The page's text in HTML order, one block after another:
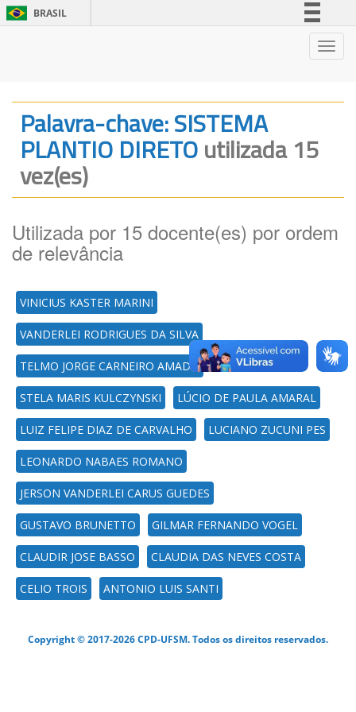
BRASIL
Legislação
Canais
Palavra-chave: SISTEMA
PLANTIO DIRETOutilizada 15
vez(es)
Utilizada por 15 docente(es) por ordem
de relevância
VINICIUS KASTER MARINI
VANDERLEI RODRIGUES DA SILVA
TELMO JORGE CARNEIRO AMADO
STELA MARIS KULCZYNSKI LÚCIO DE PAULA AMARAL
LUIZ FELIPE DIAZ DE CARVALHO LUCIANO ZUCUNI PES
LEONARDO NABAES ROMANO
JERSON VANDERLEI CARUS GUEDES
GUSTAVO BRUNETTO GILMAR FERNANDO VOGEL
CLAUDIR JOSE BASSO CLAUDIA DAS NEVES COSTA
CELIO TROIS ANTONIO LUIS SANTI
Copyright © 2017-2026 CPD-UFSM. Todos os direitos reservados.